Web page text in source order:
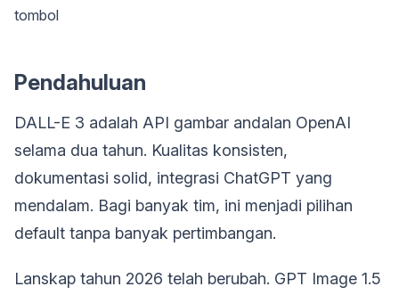
tombol
Pendahuluan
DALL-E 3 adalah API gambar andalan OpenAI
selama dua tahun. Kualitas konsisten,
dokumentasi solid, integrasi ChatGPT yang
mendalam. Bagi banyak tim, ini menjadi pilihan
default tanpa banyak pertimbangan.
Lanskap tahun 2026 telah berubah. GPT Image 1.5